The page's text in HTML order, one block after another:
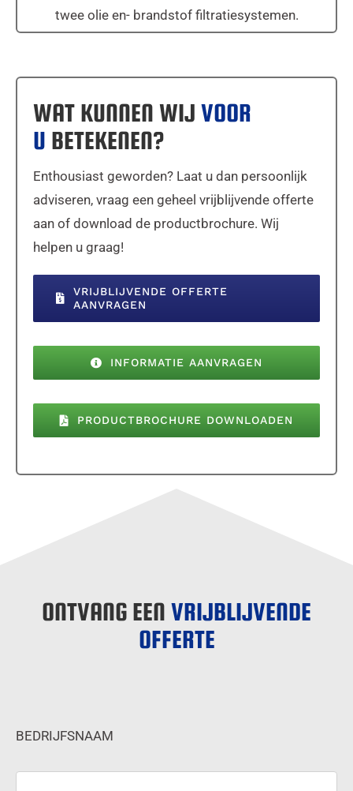
twee olie en- brandstof filtratiesystemen.
WAT KUNNEN WIJ VOOR
U BETEKENEN?
Enthousiast geworden? Laat u dan persoonlijk
adviseren, vraag een geheel vrijblijvende offerte
aan of download de productbrochure. Wij
helpen u graag!
VRIJBLIJVENDE OFFERTE
AANVRAGEN
INFORMATIE AANVRAGEN
PRODUCTBROCHURE DOWNLOADEN
ONTVANG EEN VRIJBLIJVENDE
OFFERTE
BEDRIJFSNAAM